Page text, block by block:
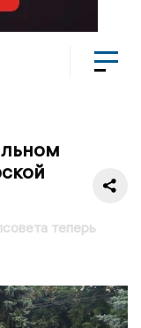
теперь